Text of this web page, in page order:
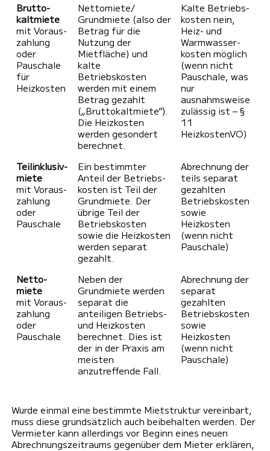
Brutto­
kaltmiete
mit Voraus­
zahlung
oder
Pauschale
für
Heizkosten
Nettomiete/
Grundmiete (also der
Betrag für die
Nutzung der
Mietfläche) und
kalte
Betriebskosten
werden mit einem
Betrag gezahlt
(„Brutto­kaltmiete“).
Die Heizkosten
werden gesondert
berechnet.
Kalte Betriebs­
kosten nein,
Heiz- und
Warmwasser­
kosten möglich
(wenn nicht
Pauschale, was
nur
ausnahmsweise
zulässig ist – §
11
HeizkostenVO)
Teil­inklusiv­
miete
mit Voraus­
zahlung
oder
Pauschale
Ein bestimmter
Anteil der Betriebs­
kosten ist Teil der
Grundmiete. Der
übrige Teil der
Betriebs­kosten
sowie die Heizkosten
werden separat
gezahlt.
Abrechnung der
teils separat
gezahlten
Betriebskosten
sowie
Heizkosten
(wenn nicht
Pauschale)
Netto­
miete
mit Voraus­
zahlung
oder
Pauschale
Neben der
Grundmiete werden
separat die
anteiligen Betriebs-
und Heizkosten
berechnet. Dies ist
der in der Praxis am
meisten
anzutreffende Fall.
Abrechnung der
separat
gezahlten
Betriebs­kosten
sowie
Heizkosten
(wenn nicht
Pauschale)
Wurde einmal eine bestimmte Mietstruktur vereinbart,
muss diese grundsätzlich auch beibehalten werden. Der
Vermieter kann allerdings vor Beginn eines neuen
Abrechnungszeitraums gegenüber dem Mieter erklären,